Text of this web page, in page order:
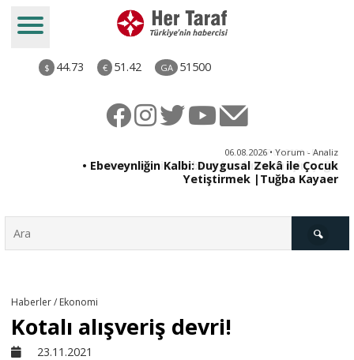
$ 44.73 € 51.42 GA 51500
06.08.2026 • Yorum - Analiz
• Ebeveynliğin Kalbi: Duygusal Zekâ ile Çocuk
Yetiştirmek |Tuğba Kayaer
Derkenar
Haberler / Ekonomi
Kotalı alışveriş devri!
23.11.2021